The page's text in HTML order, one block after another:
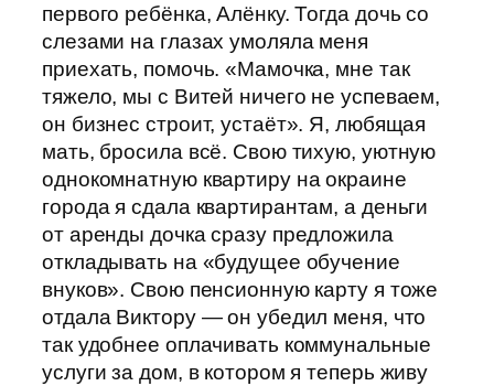
первого ребёнка, Алёнку. Тогда дочь со
слезами на глазах умоляла меня
приехать, помочь. «Мамочка, мне так
тяжело, мы с Витей ничего не успеваем,
он бизнес строит, устаёт». Я, любящая
мать, бросила всё. Свою тихую, уютную
однокомнатную квартиру на окраине
города я сдала квартирантам, а деньги
от аренды дочка сразу предложила
откладывать на «будущее обучение
внуков». Свою пенсионную карту я тоже
отдала Виктору — он убедил меня, что
так удобнее оплачивать коммунальные
услуги за дом, в котором я теперь живу